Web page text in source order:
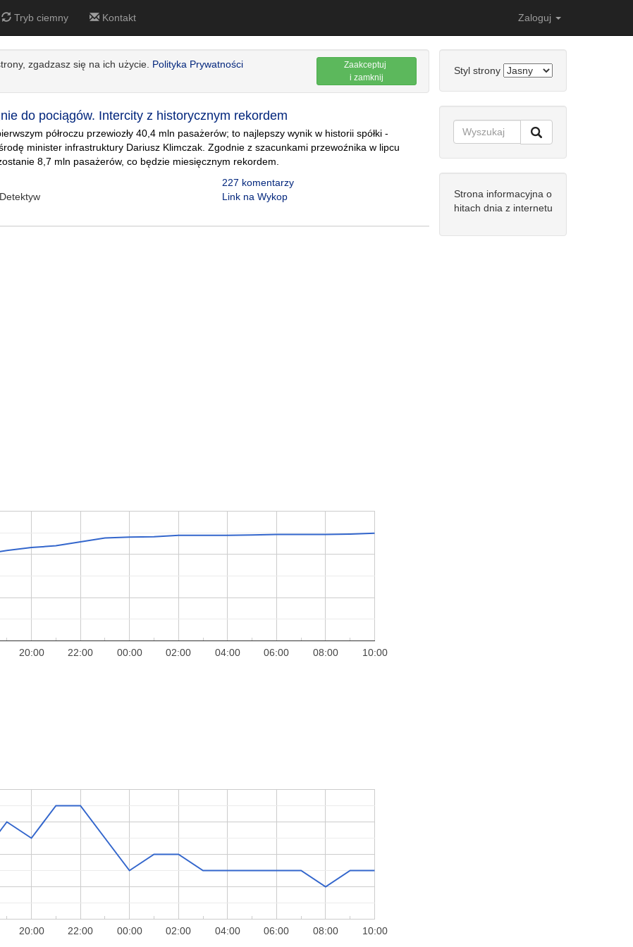
Tryb ciemny Kontakt Zaloguj
zgadzasz się na ich użycie. Polityka Prywatności
Zaakceptuj
i zamknij
do pociągów. Intercity z historycznym rekordem
półroczu przewiozły 40,4 mln pasażerów; to najlepszy wynik w historii spółki -
minister infrastruktury Dariusz Klimczak. Zgodnie z szacunkami przewoźnika w lipcu
8,7 mln pasażerów, co będzie miesięcznym rekordem.
227 komentarzy
Link na Wykop
20:00 22:00 00:00 02:00 04:00 06:00 08:00 10:00
20:00 22:00 00:00 02:00 04:00 06:00 08:00 10:00
Styl strony
Strona informacyjna o
hitach dnia z internetu